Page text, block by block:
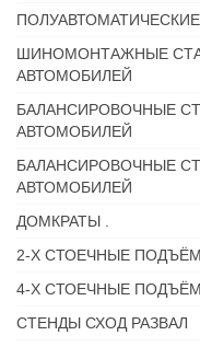
ШИНОМОНТАЖНЫЕ
АВТОМОБИЛЕЙ
БАЛАНСИРОВОЧНЫЕ
АВТОМОБИЛЕЙ
БАЛАНСИРОВОЧНЫЕ
АВТОМОБИЛЕЙ
ДОМКРАТЫ .
2-Х СТОЕЧНЫЕ
4-Х СТОЕЧНЫЕ
СТЕНДЫ СХОД РАЗВАЛ